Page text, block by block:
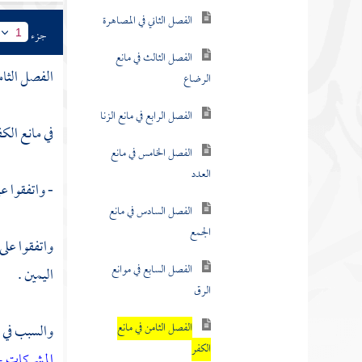
الفصل الثاني في المصاهرة
الفصل الثالث في مانع
الرضاع
الفصل الرابع في مانع الزنا
الفصل الخامس في مانع
العدد
الفصل السادس في مانع
الجمع
الفصل السابع في موانع
الرق
الفصل الثامن في مانع
الكفر
جزء 1
الفصل
في مانع
- واتفقوا
واتفقوا
اليمين .
والسبب